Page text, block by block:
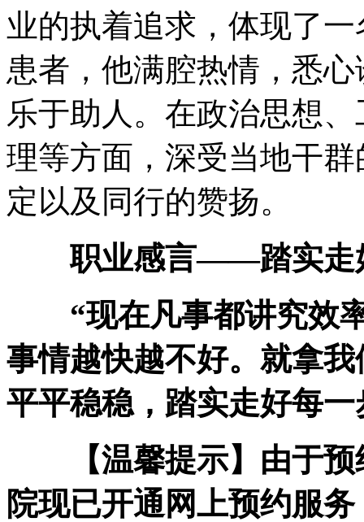
业的执着追求，体现了
患者，他满腔热情，悉
乐于助人。在政治思想
理等方面，深受当地干
定以及同行的赞扬。
职业感言——踏实走
“现在凡事都讲究效率
事情越快越不好。就拿
平平稳稳，踏实走好每
【温馨提示】 由于
院现已开通网上预约服